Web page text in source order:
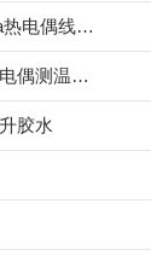
常用美国Omega热电偶线订做样式
中国台湾茂泰热电偶测温线|耐温260度
胶水